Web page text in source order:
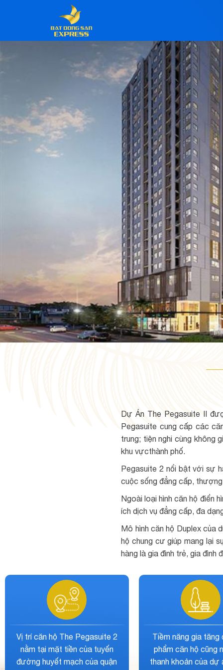
Dự Án The Pegasuite II
Pegasuite cung cấp các
trung; tiện nghi cùng không
khu vựcthành phố.
Pegasuite 2 nổi bật với sự
cuộc sống đẳng cấp,
Ngoài loại hình căn hộ điển
ích dịch vụ đẳng cấp, đa
Mô hình căn hộ Duplex của
hộ chung cư giúp mang lại
hàng là gia đình trẻ, gia
phù
mọi
Chủ đầu tư là một tên tuổi nổi
tiếng trên thị trường đã thành
công với rất nhiều các dự án
Tiềm
The
giá